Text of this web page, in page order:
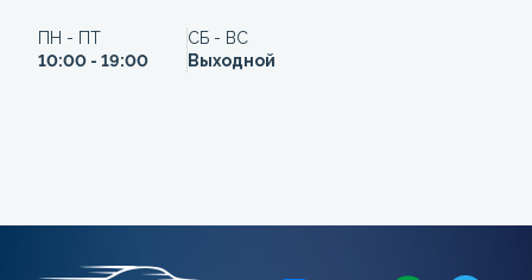
ПН - ПТ
10:00 - 19:00
СБ - ВС
Выходной